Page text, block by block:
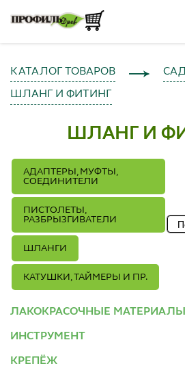
КАТАЛОГ ТОВАРОВ
ШЛАНГ И ФИТИНГ
ШЛАНГ И
АДАПТЕРЫ, МУФТЫ,
СОЕДИНИТЕЛИ
ПИСТОЛЕТЫ,
РАЗБРЫЗГИВАТЕЛИ
ШЛАНГИ
КАТУШКИ, ТАЙМЕРЫ И ПР.
ЛАКОКРАСОЧНЫЕ МАТЕРИАЛЫ
ИНСТРУМЕНТ
КРЕПЁЖ